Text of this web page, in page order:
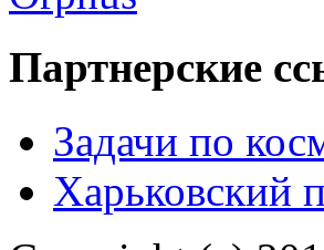
Партнерские
Задачи по
Харьковский